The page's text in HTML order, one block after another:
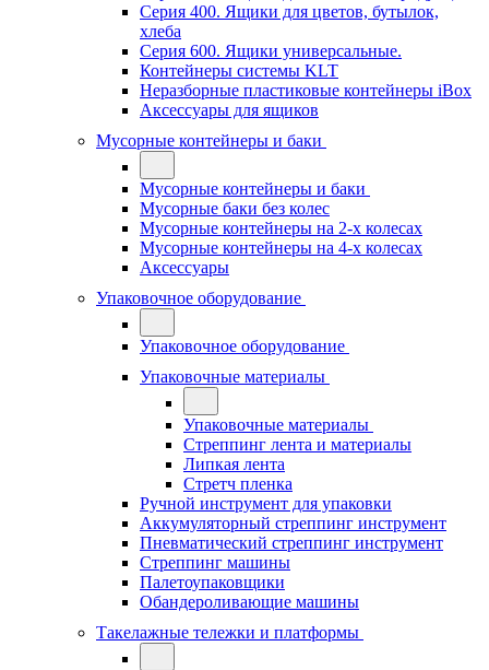
Серия 400. Ящики для цветов, бутылок,
хлеба
Серия 600. Ящики универсальные.
Контейнеры системы KLT
Неразборные пластиковые контейнеры iBox
Аксессуары для ящиков
Мусорные контейнеры и баки
Мусорные контейнеры и баки
Мусорные баки без колес
Мусорные контейнеры на 2-х колесах
Мусорные контейнеры на 4-х колесах
Аксессуары
Упаковочное оборудование
Упаковочное оборудование
Упаковочные материалы
Упаковочные материалы
Стреппинг лента и материалы
Липкая лента
Стретч пленка
Ручной инструмент для упаковки
Аккумуляторный стреппинг инструмент
Пневматический стреппинг инструмент
Стреппинг машины
Палетоупаковщики
Обандероливающие машины
Такелажные тележки и платформы